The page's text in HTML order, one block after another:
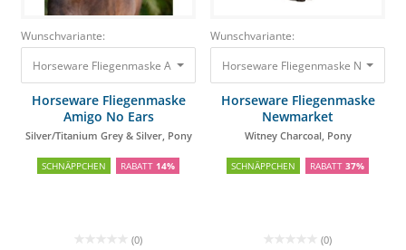
Wunschvariante:
Horseware Fliegenmaske Amigo No Ears Silver/Titanium Grey & Silver,
Horseware Fliegenmaske
Amigo No Ears
Silver/Titanium Grey & Silver, Pony
SCHNÄPPCHEN RABATT 14%
(0)
Wunschvariante:
Horseware Fliegenmaske
Horseware Fliegenmaske
Newmarket
Witney Charcoal, Pony
SCHNÄPPCHEN RABATT 37%
(0)